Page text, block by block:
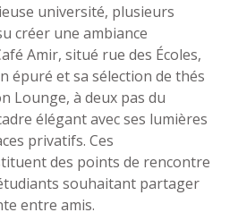
université, plusieurs
créer une ambiance
Amir, situé rue des Écoles,
épuré et sa sélection de thés
Lounge, à deux pas du
élégant avec ses lumières
privatifs. Ces
des points de rencontre
souhaitant partager
entre amis.